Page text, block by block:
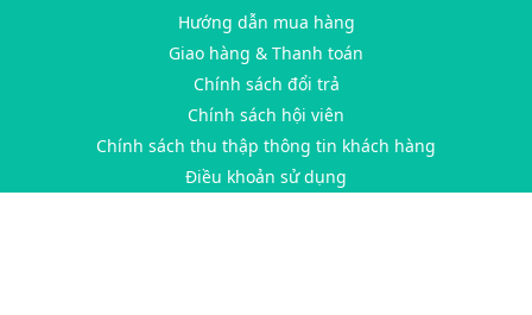
Hướng dẫn mua hàng
Giao hàng & Thanh toán
Chính sách đổi trả
Chính sách hội viên
Chính sách thu thập thông tin khách hàng
Điều khoản sử dụng